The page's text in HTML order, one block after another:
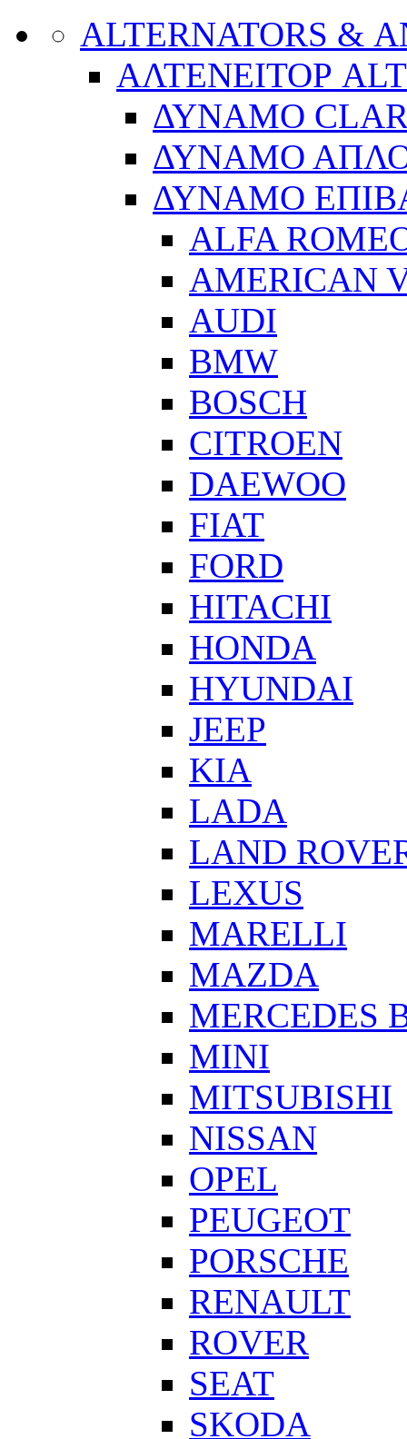
ALTERNATORS &
ΑΛΤΕΝΕΙΤΟΡ
ΔΥΝΑΜΟ
ΔΥΝΑΜΟ
ΔΥΝΑΜΟ
ALFA
AMERICAN
AUDI
BMW
BOSCH
CITROEN
DAEWOO
FIAT
FORD
HITACHI
HONDA
HYUNDAI
JEEP
KIA
LADA
LAND
LEXUS
MARELLI
MAZDA
MERCEDES
MINI
MITSUBISHI
NISSAN
OPEL
PEUGEOT
PORSCHE
RENAULT
ROVER
SEAT
SKODA